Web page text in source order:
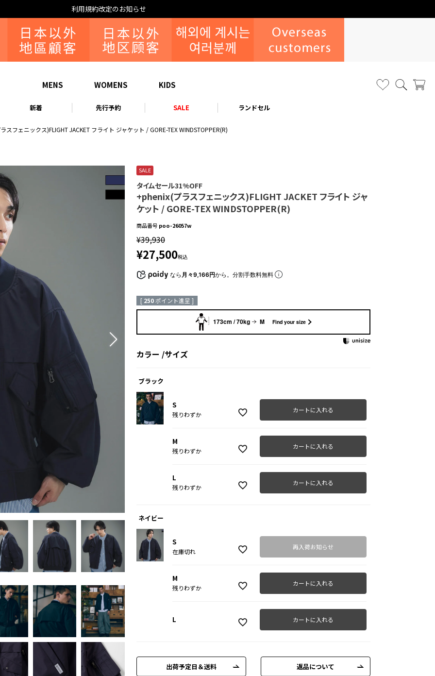
利用規約改定のお知らせ
MENS WOMENS KIDS
新着 先行予約 SALE ランドセル
スフェニックス)FLIGHT JACKET フライト ジャケット / GORE-TEX WINDSTOPPER(R)
SALE
タイムセール31%OFF
+phenix(プラスフェニックス)FLIGHT JACKET フライト ジャ
ケット / GORE-TEX WINDSTOPPER(R)
商品番号 poo-26057w
¥39,930
¥27,500税込
なら 月々9,166円から。分割手数料無料
[ 250ポイント進呈 ]
173cm / 70kg M Find your size
カラー サイズ
ブラック
S
残りわずか
カートに入れる
M
残りわずか
カートに入れる
L
残りわずか
カートに入れる
ネイビー
S
在庫切れ
再入荷お知らせ
M
残りわずか
カートに入れる
L カートに入れる
出荷予定日＆送料 返品について